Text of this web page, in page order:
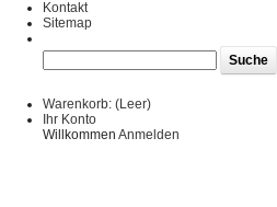
Kontakt
Sitemap
Warenkorb: (Leer)
Ihr Konto
Willkommen Anmelden